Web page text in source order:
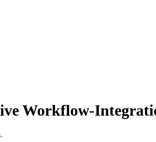
Workflow-